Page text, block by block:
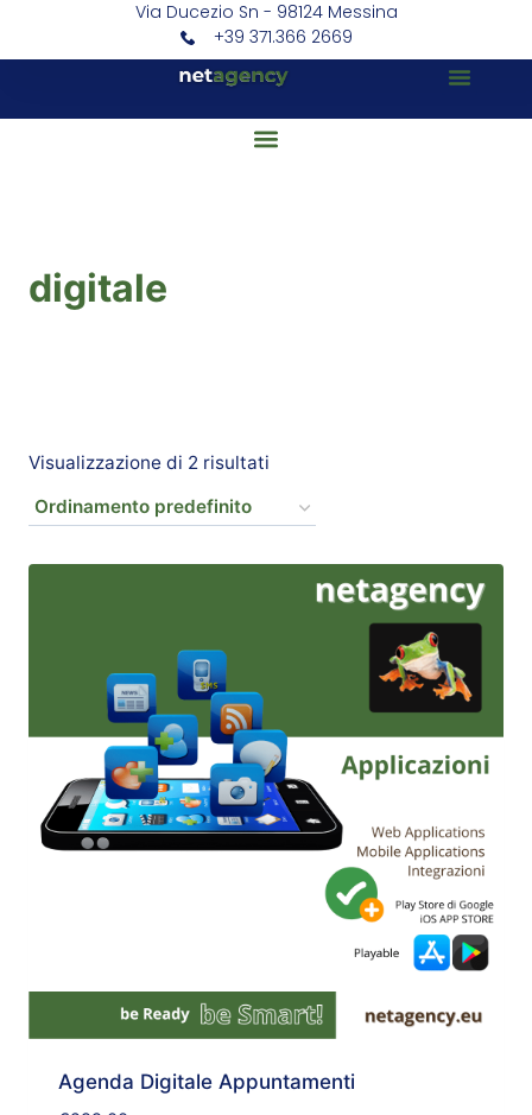
Via Ducezio Sn - 98124 Messina
+39 371.366 2669
digitale
Visualizzazione di 2 risultati
Agenda Digitale Appuntamenti